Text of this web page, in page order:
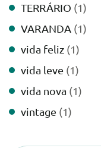
TERRÁRIO (1)
VARANDA (1)
vida feliz (1)
vida leve (1)
vida nova (1)
vintage (1)